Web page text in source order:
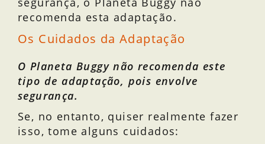
recomenda esta adaptação.
Os Cuidados da Adaptação
O Planeta Buggy não recomenda este
tipo de adaptação, pois envolve
segurança.
Se, no entanto, quiser realmente fazer
isso, tome alguns cuidados: